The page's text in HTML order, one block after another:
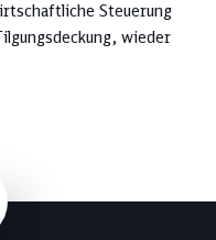
Steuerung
wieder